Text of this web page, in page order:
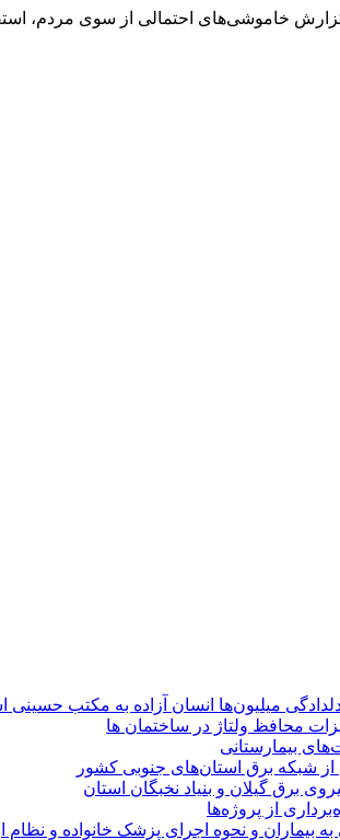
میلیون‌ها انسان آزاده به مکتب
محافظ ولتاژ در ساختمان ها
بیمارستانی
از شبكه برق استان‌های جنوبی كشور
برق گیلان و بنیاد نخبگان استان
از پروژه‌ها
به بیماران و نحوه اجرای پزشک خانواده و